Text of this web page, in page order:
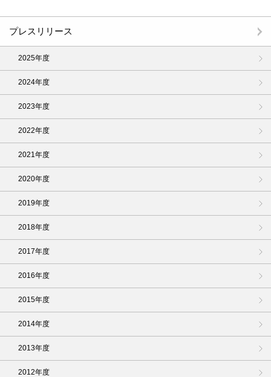
プレスリリース
2025年度
2024年度
2023年度
2022年度
2021年度
2020年度
2019年度
2018年度
2017年度
2016年度
2015年度
2014年度
2013年度
2012年度